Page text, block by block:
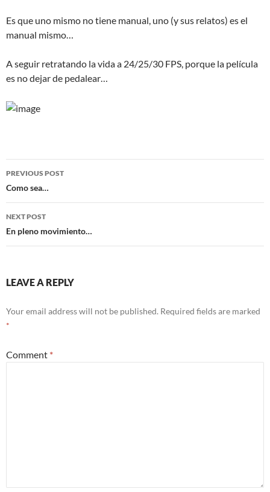
Es que uno mismo no tiene manual, uno (y sus relatos) es el
manual mismo…
A seguir retratando la vida a 24/25/30 FPS, porque la película
es no dejar de pedalear…
Post
navigation
PREVIOUS POST
Como sea…
NEXT POST
En pleno movimiento…
LEAVE A REPLY
Your email address will not be published. Required fields are marked
*
Comment *